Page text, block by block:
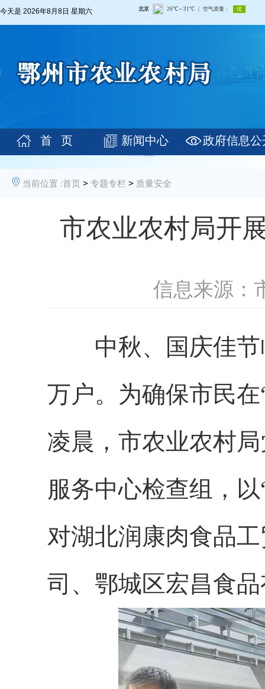
今天是 2026年8月8日 星期六
首 页 新闻中心 政府信息公
当前位置 :首页 > 专题专栏 > 质量安全
市农业农村局开
信息来源：
中秋、国庆佳
万户。为确保市民
凌晨，市农业农村
服务中心检查组，
对湖北润康肉食品
司、鄂城区宏昌食